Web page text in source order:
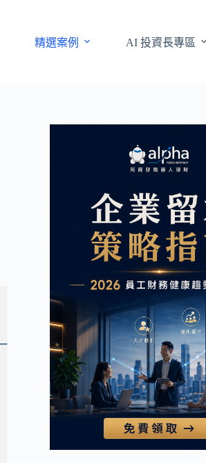
精選案例 AI 投資長專區